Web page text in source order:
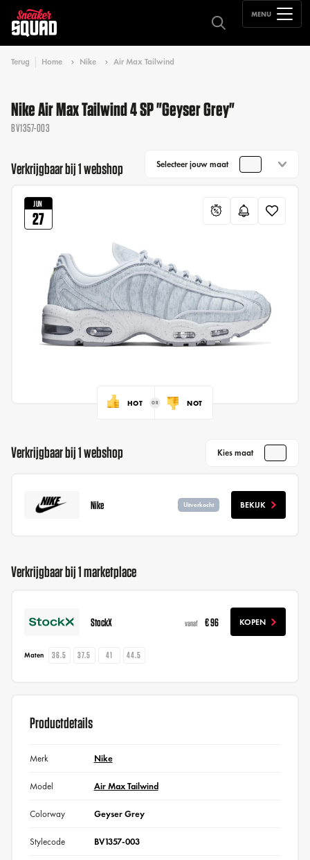
MENU
Terug Home Nike Air Max Tailwind
Nike Air Max Tailwind 4 SP "Geyser Grey"
BV1357-003
Verkrijgbaar bij 1 webshop Selecteer jouw maat
JUN
27
HOT NOT
Verkrijgbaar bij 1 webshop Kies maat
Nike Uitverkocht BEKIJK
Verkrijgbaar bij 1 marketplace
StockX vanaf € 96 KOPEN
Maten 36.5 37.5 41 44.5
Productdetails
Merk Nike
Model Air Max Tailwind
Colorway Geyser Grey
Stylecode BV1357-003